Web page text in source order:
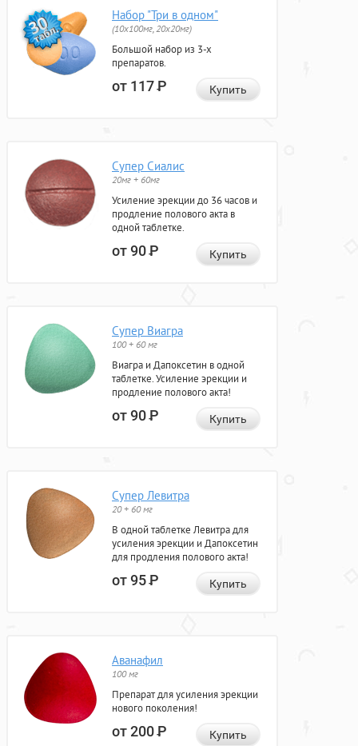
Набор "Три в одном"
(10x100мг, 20x20мг)
Большой набор из 3-х
препаратов.
от 117Р Купить
Супер Сиалис
20мг + 60мг
Усиление эрекции до 36 часов и
продление полового акта в
одной таблетке.
от 90Р Купить
Супер Виагра
100 + 60 мг
Виагра и Дапоксетин в одной
таблетке. Усиление эрекции и
продление полового акта!
от 90Р Купить
Супер Левитра
20 + 60 мг
В одной таблетке Левитра для
усиления эрекции и Дапоксетин
для продления полового акта!
от 95Р Купить
Аванафил
100 мг
Препарат для усиления эрекции
нового поколения!
от 200Р Купить